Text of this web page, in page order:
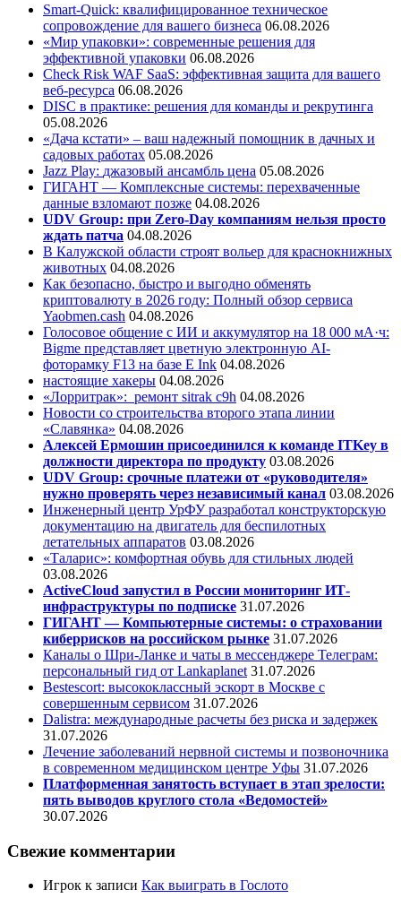
Smart-Quick: квалифицированное техническое
сопровождение для вашего бизнеса 06.08.2026
«Мир упаковки»: современные решения для
эффективной упаковки 06.08.2026
Check Risk WAF SaaS: эффективная защита для вашего
веб-ресурса 06.08.2026
DISC в практике: решения для команды и рекрутинга
05.08.2026
«Дача кстати» – ваш надежный помощник в дачных и
садовых работах 05.08.2026
Jazz Play: джазовый ансамбль цена 05.08.2026
ГИГАНТ — Комплексные системы: перехваченные
данные взломают позже 04.08.2026
UDV Group: при Zero-Day компаниям нельзя просто
ждать патча 04.08.2026
В Калужской области строят вольер для краснокнижных
животных 04.08.2026
Как безопасно, быстро и выгодно обменять
криптовалюту в 2026 году: Полный обзор сервиса
Yaobmen.cash 04.08.2026
Голосовое общение с ИИ и аккумулятор на 18 000 мА·ч:
Bigme представляет цветную электронную AI-
фоторамку F13 на базе E Ink 04.08.2026
настоящие хакеры 04.08.2026
«Лорритрак»: ремонт sitrak c9h 04.08.2026
Новости со строительства второго этапа линии
«Славянка» 04.08.2026
Алексей Ермошин присоединился к команде ITKey в
должности директора по продукту 03.08.2026
UDV Group: срочные платежи от «руководителя»
нужно проверять через независимый канал 03.08.2026
Инженерный центр УрФУ разработал конструкторскую
документацию на двигатель для беспилотных
летательных аппаратов 03.08.2026
«Таларис»: комфортная обувь для стильных людей
03.08.2026
ActiveCloud запустил в России мониторинг ИТ-
инфраструктуры по подписке 31.07.2026
ГИГАНТ — Компьютерные системы: о страховании
киберрисков на российском рынке 31.07.2026
Каналы о Шри-Ланке и чаты в мессенджере Телеграм:
персональный гид от Lankaplanet 31.07.2026
Bestescort: высококлассный эскорт в Москве с
совершенным сервисом 31.07.2026
Dalistra: международные расчеты без риска и задержек
31.07.2026
Лечение заболеваний нервной системы и позвоночника
в современном медицинском центре Уфы 31.07.2026
Платформенная занятость вступает в этап зрелости:
пять выводов круглого стола «Ведомостей»
30.07.2026
Свежие комментарии
Игрок к записи Как выиграть в Гослото